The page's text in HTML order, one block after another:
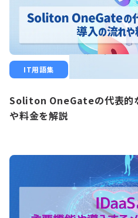
IT用語集
Soliton OneGateの代表的
や料金を解説